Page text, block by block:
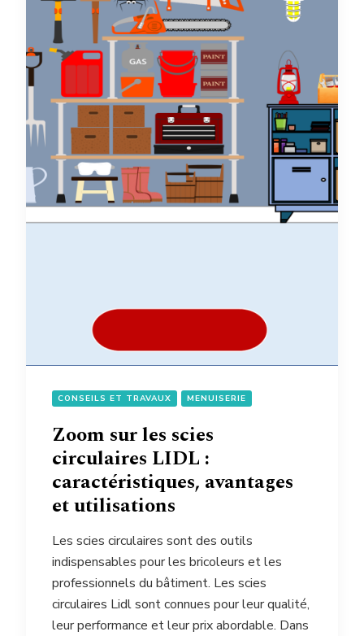
CONSEILS ET TRAVAUX MENUISERIE
Zoom sur les scies
circulaires LIDL :
caractéristiques, avantages
et utilisations
Les scies circulaires sont des outils
indispensables pour les bricoleurs et les
professionnels du bâtiment. Les scies
circulaires Lidl sont connues pour leur qualité,
leur performance et leur prix abordable. Dans